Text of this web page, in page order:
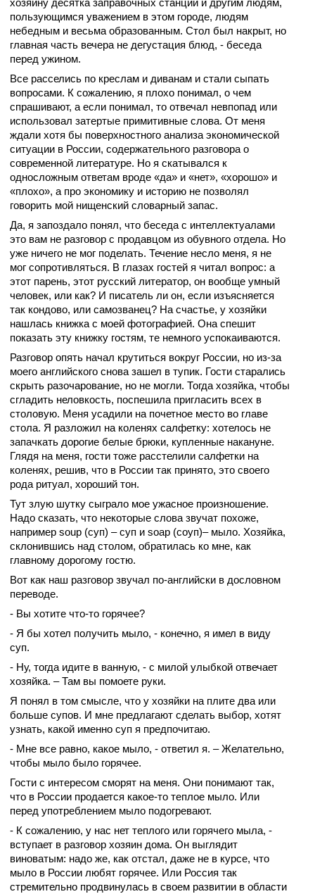
хозяину десятка заправочных станций и другим людям,
пользующимся уважением в этом городе, людям
небедным и весьма образованным. Стол был накрыт, но
главная часть вечера не дегустация блюд, - беседа
перед ужином.
Все расселись по креслам и диванам и стали сыпать
вопросами. К сожалению, я плохо понимал, о чем
спрашивают, а если понимал, то отвечал невпопад или
использовал затертые примитивные слова. От меня
ждали хотя бы поверхностного анализа экономической
ситуации в России, содержательного разговора о
современной литературе. Но я скатывался к
односложным ответам вроде «да» и «нет», «хорошо» и
«плохо», а про экономику и историю не позволял
говорить мой нищенский словарный запас.
Да, я запоздало понял, что беседа с интеллектуалами
это вам не разговор с продавцом из обувного отдела. Но
уже ничего не мог поделать. Течение несло меня, я не
мог сопротивляться. В глазах гостей я читал вопрос: а
этот парень, этот русский литератор, он вообще умный
человек, или как? И писатель ли он, если изъясняется
так кондово, или самозванец? На счастье, у хозяйки
нашлась книжка с моей фотографией. Она спешит
показать эту книжку гостям, те немного успокаиваются.
Разговор опять начал крутиться вокруг России, но из-за
моего английского снова зашел в тупик. Гости старались
скрыть разочарование, но не могли. Тогда хозяйка, чтобы
сгладить неловкость, поспешила пригласить всех в
столовую. Меня усадили на почетное место во главе
стола. Я разложил на коленях салфетку: хотелось не
запачкать дорогие белые брюки, купленные накануне.
Глядя на меня, гости тоже расстелили салфетки на
коленях, решив, что в России так принято, это своего
рода ритуал, хороший тон.
Тут злую шутку сыграло мое ужасное произношение.
Надо сказать, что некоторые слова звучат похоже,
например soup (суп) – суп и soap (соуп)– мыло. Хозяйка,
склонившись над столом, обратилась ко мне, как
главному дорогому гостю.
Вот как наш разговор звучал по-английски в дословном
переводе.
- Вы хотите что-то горячее?
- Я бы хотел получить мыло, - конечно, я имел в виду
суп.
- Ну, тогда идите в ванную, - с милой улыбкой отвечает
хозяйка. – Там вы помоете руки.
Я понял в том смысле, что у хозяйки на плите два или
больше супов. И мне предлагают сделать выбор, хотят
узнать, какой именно суп я предпочитаю.
- Мне все равно, какое мыло, - ответил я. – Желательно,
чтобы мыло было горячее.
Гости с интересом сморят на меня. Они понимают так,
что в России продается какое-то теплое мыло. Или
перед употреблением мыло подогревают.
- К сожалению, у нас нет теплого или горячего мыла, -
вступает в разговор хозяин дома. Он выглядит
виноватым: надо же, как отстал, даже не в курсе, что
мыло в России любят горячее. Или Россия так
стремительно продвинулась в своем развитии в области